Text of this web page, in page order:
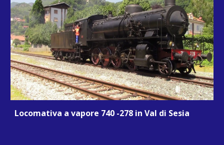
Locomativa a vapore 740 -278 in Val di Sesia